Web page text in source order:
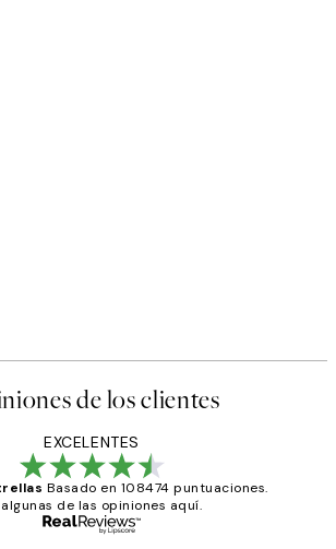
de los clientes
EXCELENTES
Basado en 108474 puntuaciones.
algunas de las opiniones aquí.